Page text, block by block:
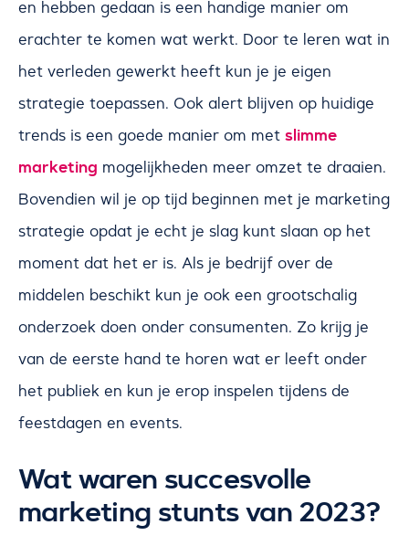
en hebben gedaan is een handige manier om
erachter te komen wat werkt. Door te leren wat in
het verleden gewerkt heeft kun je je eigen
strategie toepassen. Ook alert blijven op huidige
trends is een goede manier om met slimme
marketing mogelijkheden meer omzet te draaien.
Bovendien wil je op tijd beginnen met je marketing
strategie opdat je echt je slag kunt slaan op het
moment dat het er is. Als je bedrijf over de
middelen beschikt kun je ook een grootschalig
onderzoek doen onder consumenten. Zo krijg je
van de eerste hand te horen wat er leeft onder
het publiek en kun je erop inspelen tijdens de
feestdagen en events.
Wat waren succesvolle
marketing stunts van 2023?